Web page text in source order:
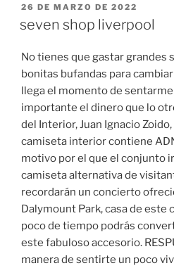
PUBLICADO
26 DE MARZO DE 2022
seven shop liverpool
No tienes que gastar grandes
bonitas bufandas para
llega el momento de
importante el dinero que lo
del Interior, Juan Ignacio
camiseta interior contiene
motivo por el que el conjunto
camiseta alternativa de
recordarán un concierto
Dalymount Park, casa de este
poco de tiempo podrás
este fabuloso accesorio.
manera de sentirte un poco